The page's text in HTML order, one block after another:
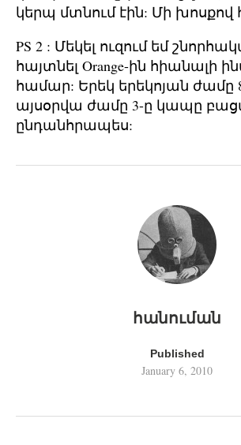
կերպ մտնում էին: Մի խոսքով
PS 2 : Մեկել ուզում եմ
հայտնել Orange-ին հիանալի
համար: Երեկ երեկոյան ժամը
այսօրվա ժամը 3-ը կապը
ընդանհրապես:
հանուման
Published
January 6, 2010